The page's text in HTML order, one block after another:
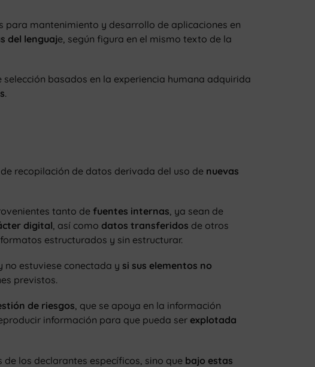
para mantenimiento y desarrollo de aplicaciones en
del lenguaje, según figura en el mismo texto de la
basados en la experiencia humana adquirida
.
recopilación de datos derivada del uso de nuevas
tanto defuentes internas, ya sean de
digital, así como datos transferidos de otros
estructurados y sin estructurar.
estuviese conectada y si sus elementos no
previstos.
de riesgos, que se apoya en la información
información para que pueda ser explotada
los declarantes específicos, sino que bajo estas